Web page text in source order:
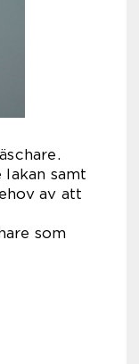
samt
av att
som